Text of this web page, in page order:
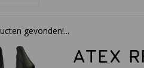
gevonden!...
ATEX